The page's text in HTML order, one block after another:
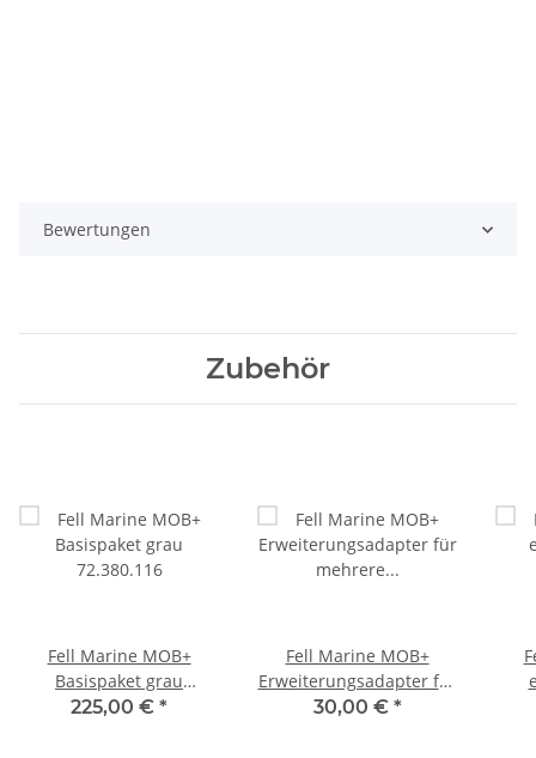
Bewertungen
Zubehör
Fell Marine MOB+
Basispaket grau
72.380.116
225,00 € *
Fell Marine MOB+
Erweiterungsadapter für
mehrere Außenbord-
30,00 € *